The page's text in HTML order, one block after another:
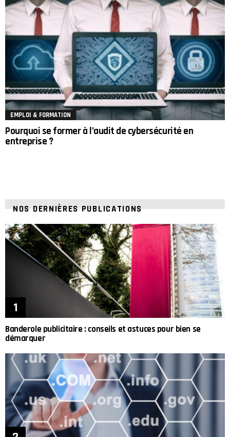
EMPLOI & FORMATION
Pourquoi se former à l’audit de cybersécurité en
entreprise ?
NOS DERNIÈRES PUBLICATIONS
Banderole publicitaire : conseils et astuces pour bien se
démarquer